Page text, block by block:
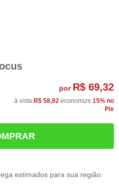
por R$ 69,32
à vista R$ 58,92 economize 15% no
Pix
estimados para sua região: